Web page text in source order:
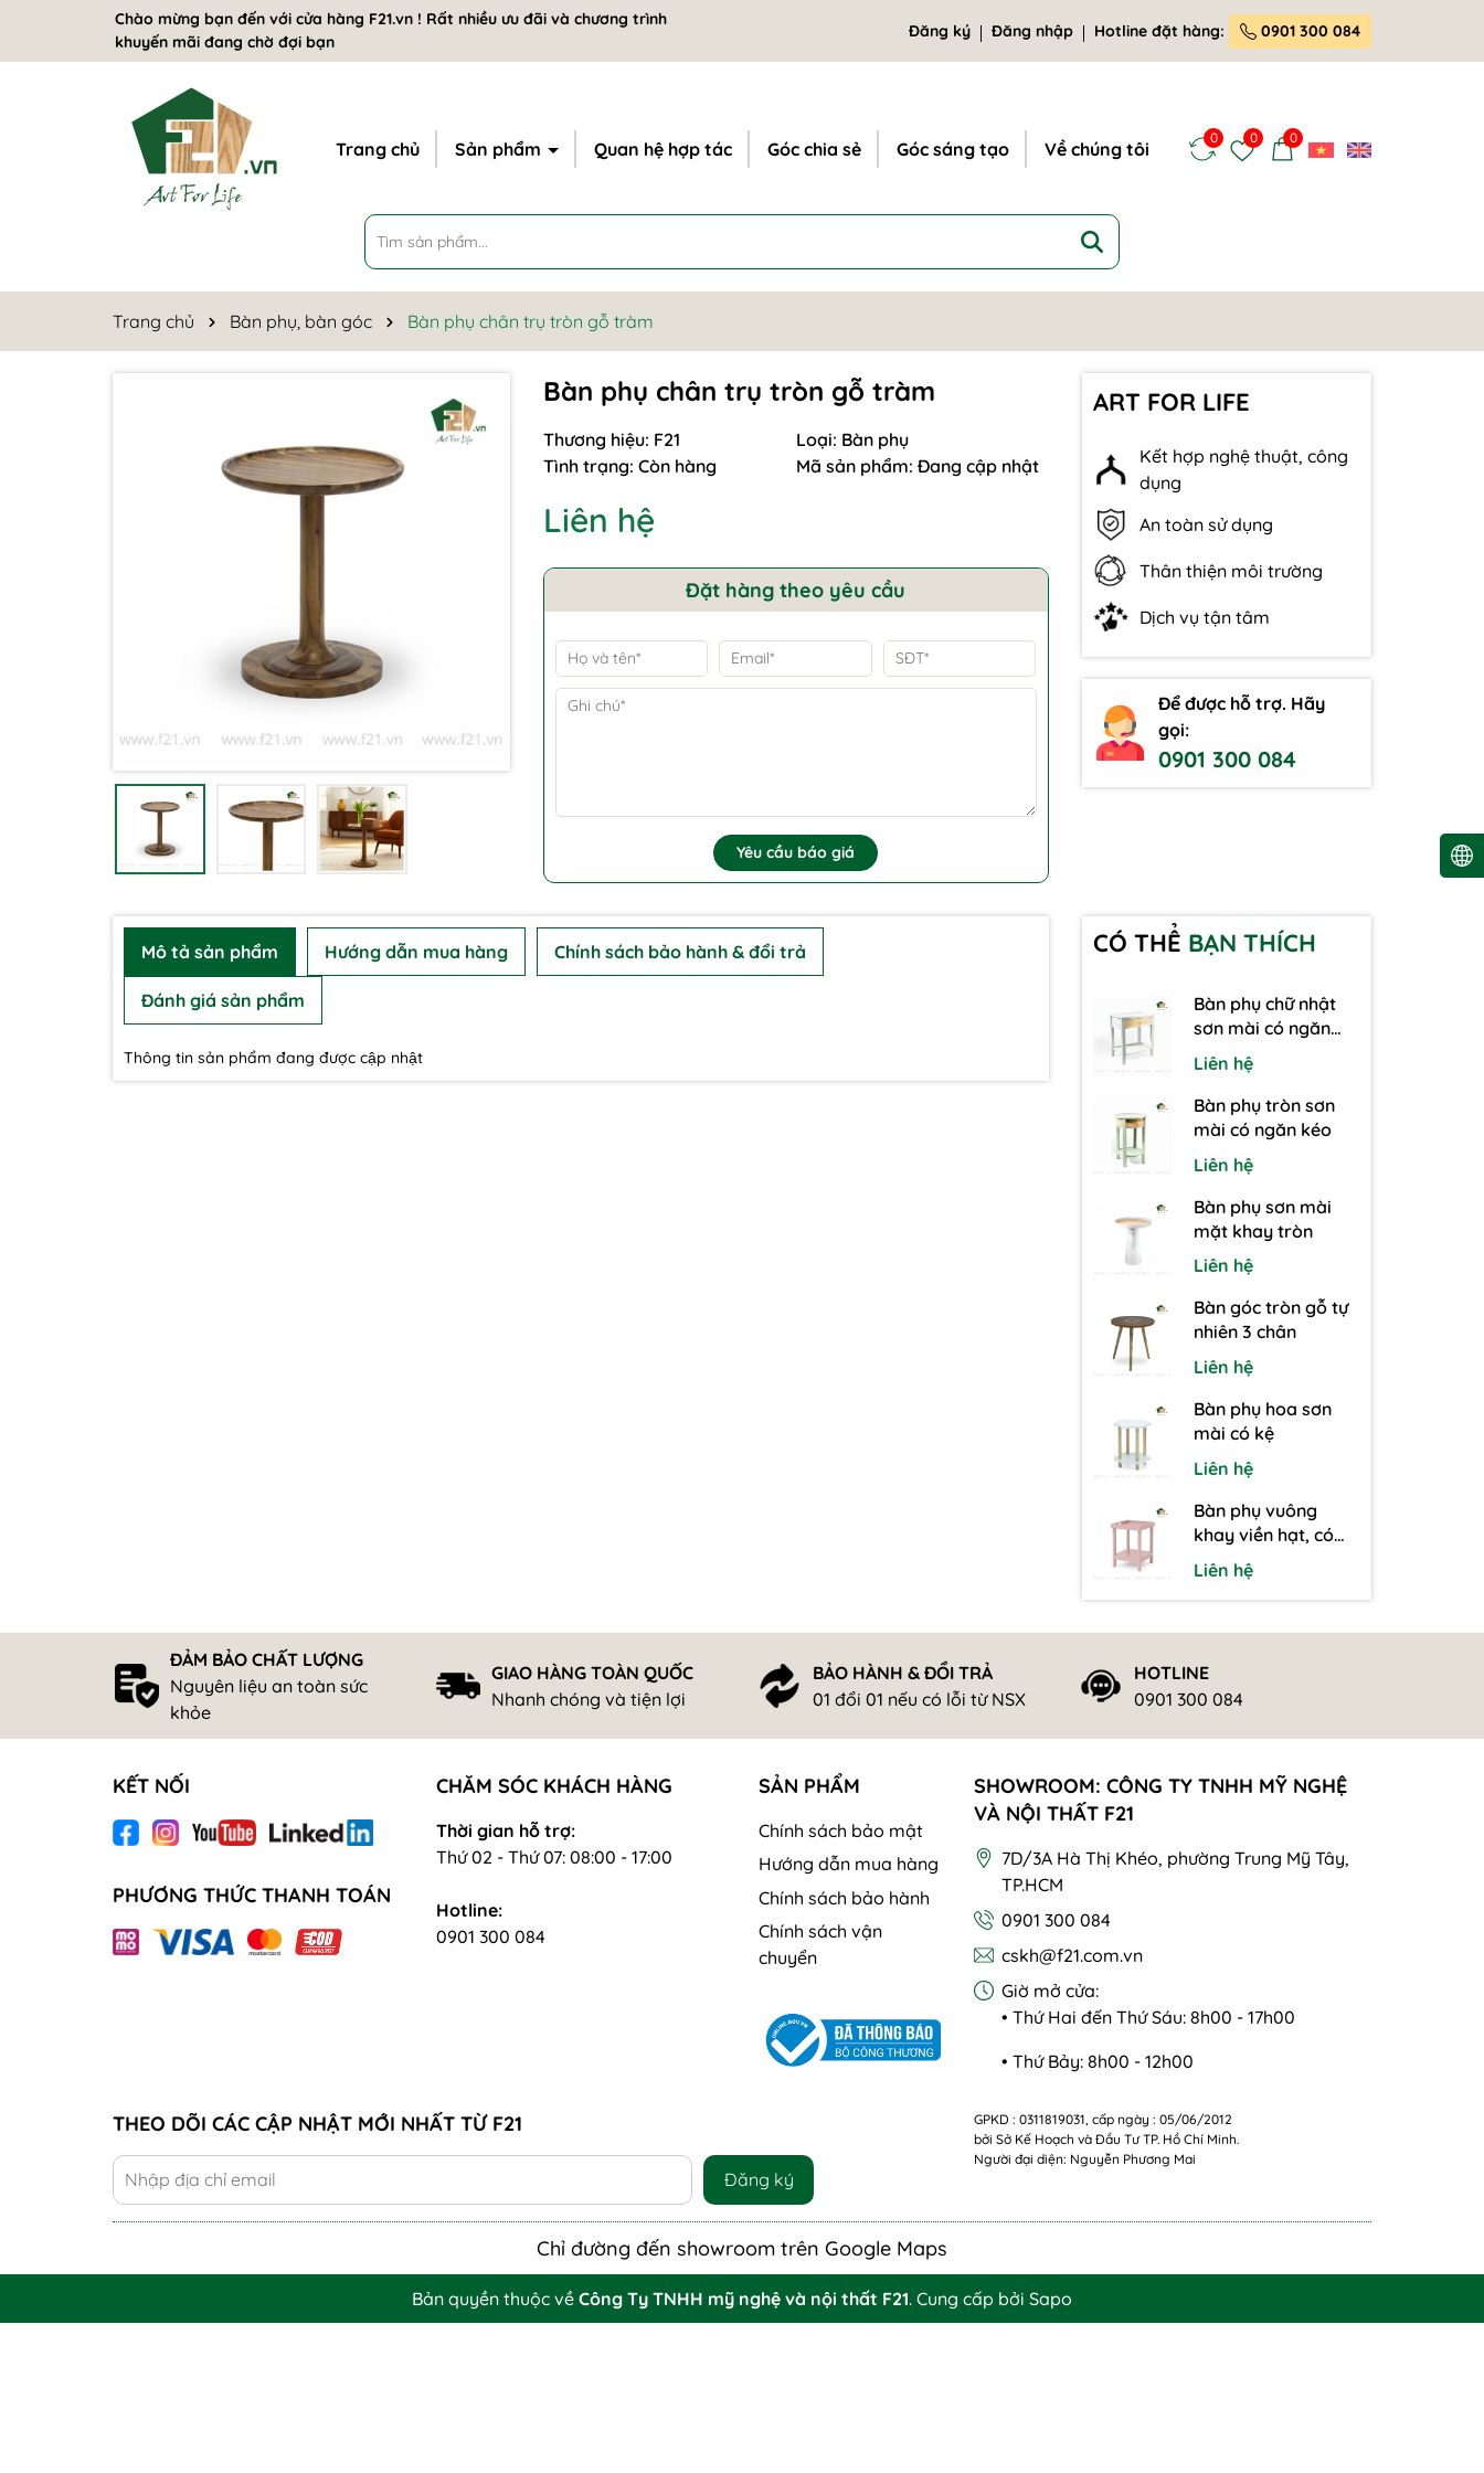
Chào mừng bạn đến với cửa hàng F21.vn ! Rất nhiều ưu đãi và chương trình
khuyến mãi đang chờ đợi bạn
Đăng ký Đăng nhập Hotline đặt hàng: 0901 300 084
Trang chủ Sản phẩm Quan hệ hợp tác Góc chia sẻ Góc sáng tạo Về chúng tôi
0 0 0
Trang chủ Bàn phụ, bàn góc Bàn phụ chân trụ tròn gỗ tràm
Bàn phụ chân trụ tròn gỗ tràm
Thương hiệu: F21 Loại: Bàn phụ
Tình trạng: Còn hàng Mã sản phẩm: Đang cập nhật
Liên hệ
Đặt hàng theo yêu cầu
Yêu cầu báo giá
ART FOR LIFE
Kết hợp nghệ thuật, công
dụng
An toàn sử dụng
Thân thiện môi trường
Dịch vụ tận tâm
Để được hỗ trợ. Hãy
gọi:
0901 300 084
Mô tả sản phẩm Hướng dẫn mua hàng Chính sách bảo hành & đổi trả
Đánh giá sản phẩm
Thông tin sản phẩm đang được cập nhật
CÓ THỂ BẠN THÍCH
Bàn phụ chữ nhật
sơn mài có ngăn
kéo
Liên hệ
Bàn phụ tròn sơn
mài có ngăn kéo
Liên hệ
Bàn phụ sơn mài
mặt khay tròn
Liên hệ
Bàn góc tròn gỗ tự
nhiên 3 chân
Liên hệ
Bàn phụ hoa sơn
mài có kệ
Liên hệ
Bàn phụ vuông
khay viền hạt, có
thể tháo rời kèm kệ
Liên hệ
ĐẢM BẢO CHẤT LƯỢNG
Nguyên liệu an toàn sức
khỏe
GIAO HÀNG TOÀN QUỐC
Nhanh chóng và tiện lợi
BẢO HÀNH & ĐỔI TRẢ
01 đổi 01 nếu có lỗi từ NSX
HOTLINE
0901 300 084
KẾT NỐI
PHƯƠNG THỨC THANH TOÁN
CHĂM SÓC KHÁCH HÀNG
Thời gian hỗ trợ:
Thứ 02 - Thứ 07: 08:00 - 17:00
Hotline:
0901 300 084
SẢN PHẨM
Chính sách bảo mật
Hướng dẫn mua hàng
Chính sách bảo hành
Chính sách vận
chuyển
SHOWROOM: CÔNG TY TNHH MỸ NGHỆ
VÀ NỘI THẤT F21
7D/3A Hà Thị Khéo, phường Trung Mỹ Tây,
TP.HCM
0901 300 084
cskh@f21.com.vn
Giờ mở cửa:
• Thứ Hai đến Thứ Sáu: 8h00 - 17h00
• Thứ Bảy: 8h00 - 12h00
THEO DÕI CÁC CẬP NHẬT MỚI NHẤT TỪ F21
Đăng ký
GPKD : 0311819031, cấp ngày : 05/06/2012
bởi Sở Kế Hoạch và Đầu Tư TP. Hồ Chí Minh.
Người đại diện: Nguyễn Phương Mai
Chỉ đường đến showroom trên Google Maps
Bản quyền thuộc về Công Ty TNHH mỹ nghệ và nội thất F21. Cung cấp bởi Sapo